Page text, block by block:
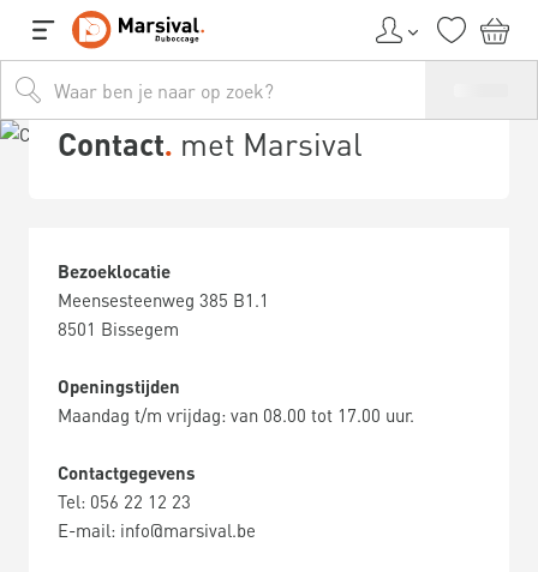
Contact met Marsival
Bezoeklocatie
Meensesteenweg 385 B1.1
8501 Bissegem
Openingstijden
Maandag t/m vrijdag: van 08.00 tot 17.00 uur.
Contactgegevens
Tel: 056 22 12 23
E-mail: info@marsival.be